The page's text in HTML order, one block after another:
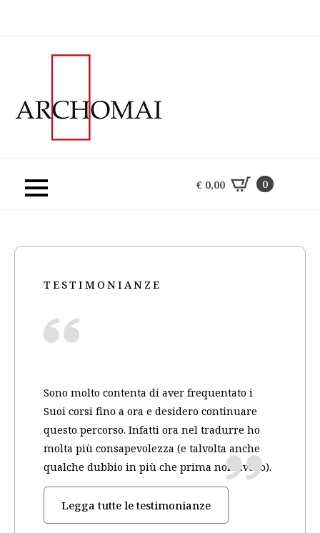
€ 0,00 0
TESTIMONIANZE
Sono molto contenta di aver frequentato i
Suoi corsi fino a ora e desidero continuare
questo percorso. Infatti ora nel tradurre ho
molta più consapevolezza (e talvolta anche
qualche dubbio in più che prima non avevo).
Legga tutte le testimonianze